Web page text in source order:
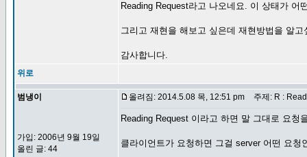
Reading Request라고 나오네요. 이 상태가 어
그리고 재현을 해보고 싶은데 재현방법을 알고
감사합니다.
위로
범냉이
가입: 2006년 9월 19일
올린 글: 44
올려짐: 2014.5.08 목, 12:51 pm 주제: R :
Reading Request 이라고 하면 말 그대로 요청
클라이언트가 요청하면 그걸 server 어떤 요청